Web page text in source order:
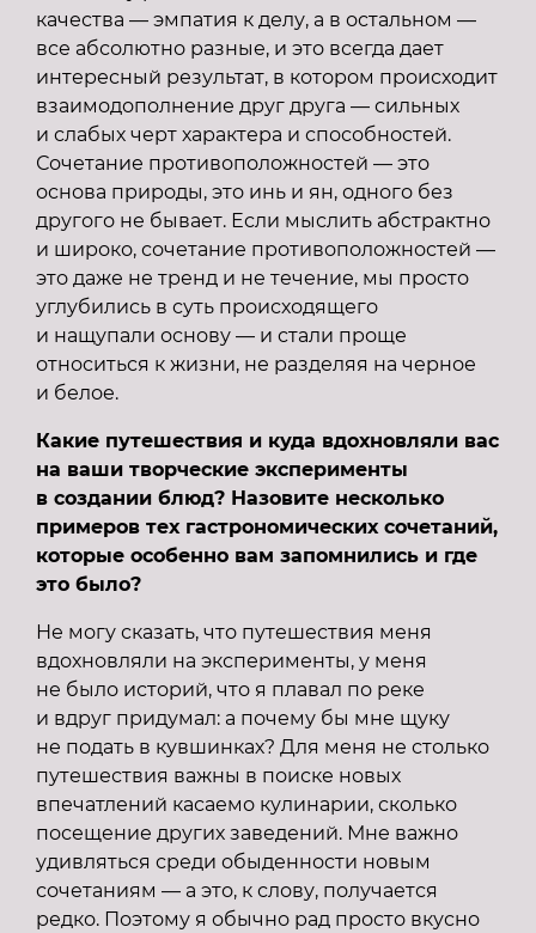
качества — эмпатия к делу, а в остальном —
все абсолютно разные, и это всегда дает
интересный результат, в котором происходит
взаимодополнение друг друга — сильных
и слабых черт характера и способностей.
Сочетание противоположностей — это
основа природы, это инь и ян, одного без
другого не бывает. Если мыслить абстрактно
и широко, сочетание противоположностей —
это даже не тренд и не течение, мы просто
углубились в суть происходящего
и нащупали основу — и стали проще
относиться к жизни, не разделяя на черное
и белое.
Какие путешествия и куда вдохновляли вас
на ваши творческие эксперименты
в создании блюд? Назовите несколько
примеров тех гастрономических сочетаний,
которые особенно вам запомнились и где
это было?
Не могу сказать, что путешествия меня
вдохновляли на эксперименты, у меня
не было историй, что я плавал по реке
и вдруг придумал: а почему бы мне щуку
не подать в кувшинках? Для меня не столько
путешествия важны в поиске новых
впечатлений касаемо кулинарии, сколько
посещение других заведений. Мне важно
удивляться среди обыденности новым
сочетаниям — а это, к слову, получается
редко. Поэтому я обычно рад просто вкусно